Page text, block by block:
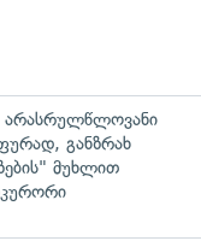
არასრულწლოვანი
განზრახ
მუხლით